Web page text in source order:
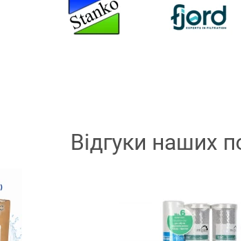
Відгуки наших